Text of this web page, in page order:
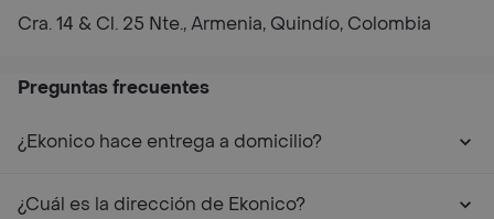
Cra. 14 & Cl. 25 Nte., Armenia, Quindío, Colombia
Preguntas frecuentes
¿Ekonico hace entrega a domicilio?
¿Cuál es la dirección de Ekonico?